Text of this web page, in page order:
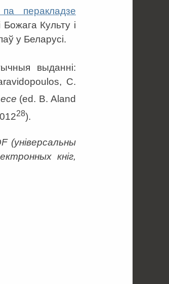
перакладзе
Божага Культу і
у Беларусі.
выданні:
C.
(ed. B. Aland
28).
(універсальны
кніг,